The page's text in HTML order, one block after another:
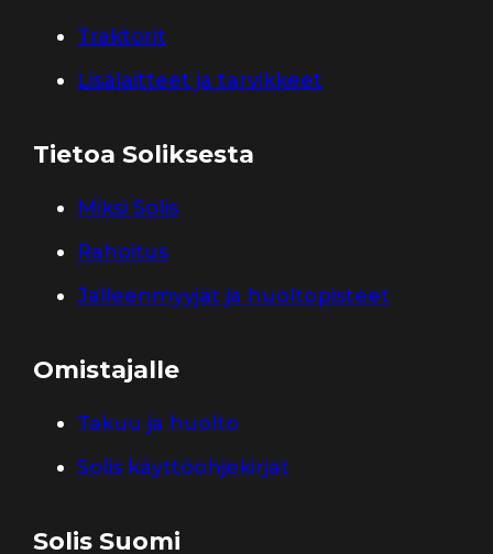
Traktorit
Lisälaitteet ja tarvikkeet
Tietoa Soliksesta
Miksi Solis
Rahoitus
Jälleenmyyjät ja huoltopisteet
Omistajalle
Takuu ja huolto
Solis käyttöohjekirjat
Solis Suomi